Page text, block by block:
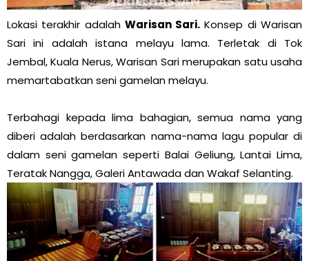
Lokasi terakhir adalah Warisan Sari. Konsep di Warisan
Sari ini adalah istana melayu lama. Terletak di Tok
Jembal, Kuala Nerus, Warisan Sari merupakan satu usaha
memartabatkan seni gamelan melayu.
Terbahagi kepada lima bahagian, semua nama yang
diberi adalah berdasarkan nama-nama lagu popular di
dalam seni gamelan seperti Balai Geliung, Lantai Lima,
Teratak Nangga, Galeri Antawada dan Wakaf Selanting.